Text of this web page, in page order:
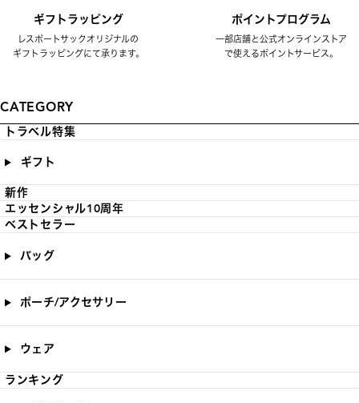
ギフトラッピング
レスポートサックオリジナルの
ギフトラッピングにて承ります。
ポイントプログラム
一部店舗と公式オンラインストア
で使えるポイントサービス。
CATEGORY
トラベル特集
ギフト
新作
エッセンシャル10周年
ベストセラー
バッグ
ポーチ/アクセサリー
ウェア
ランキング